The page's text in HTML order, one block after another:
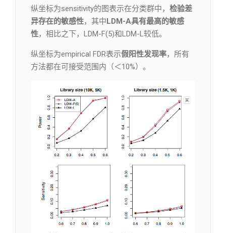
纵坐标为sensitivity的图表示在分类群中， 检验差
异存在的敏感性，其中LDM-A具有最高的敏感
性，相比之下，LDM-F(5)和LDM-L较低。
纵坐标为empirical FDR表示假阳性发现率，所有
方法都在可接受范围内（＜10%）。